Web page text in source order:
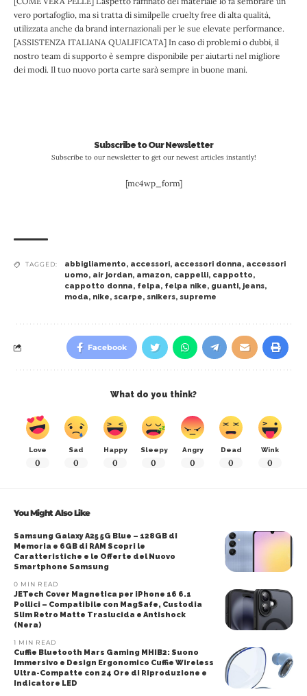
vero portafoglio, ma si tratta di similpelle cruelty free di alta qualità,
utilizzata anche da brand internazionali per le sue elevate performance.
[ASSISTENZA ITALIANA QUALIFICATA] In caso di problemi o dubbi, il
nostro team di supporto è sempre disponibile per aiutarti nel migliore
dei modi. Il tuo nuovo porta carte sarà sempre in buone mani.
Subscribe to Our Newsletter
Subscribe to our newsletter to get our newest articles instantly!
[mc4wp_form]
TAGGED: abbigliamento, accessori, accessori donna, accessori
uomo, air jordan, amazon, cappelli, cappotto,
cappotto donna, felpa, felpa nike, guanti, jeans,
moda, nike, scarpe, snikers, supreme
Facebook
What do you think?
Love
0
Sad
0
Happy
0
Sleepy
0
Angry
0
Dead
0
Wink
0
You Might Also Like
Samsung Galaxy A25 5G Blue – 128GB di
Memoria e 6GB di RAM Scopri le
Caratteristiche e le Offerte del Nuovo
Smartphone Samsung
0 MIN READ
JETech Cover Magnetica per iPhone 16 6.1
Pollici – Compatibile con MagSafe, Custodia
Slim Retro Matte Traslucida e Antishock
(Nera)
1 MIN READ
Cuffie Bluetooth Mars Gaming MHIB2: Suono
Immersivo e Design Ergonomico Cuffie Wireless
Ultra-Compatte con 24 Ore di Riproduzione e
Indicatore LED